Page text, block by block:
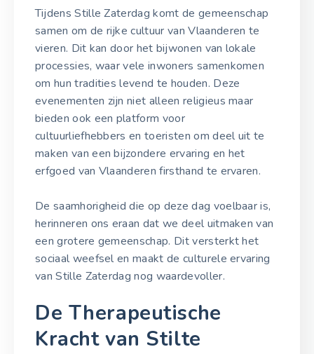
Tijdens Stille Zaterdag komt de gemeenschap
samen om de rijke cultuur van Vlaanderen te
vieren. Dit kan door het bijwonen van lokale
processies, waar vele inwoners samenkomen
om hun tradities levend te houden. Deze
evenementen zijn niet alleen religieus maar
bieden ook een platform voor
cultuurliefhebbers en toeristen om deel uit te
maken van een bijzondere ervaring en het
erfgoed van Vlaanderen firsthand te ervaren.
De saamhorigheid die op deze dag voelbaar is,
herinneren ons eraan dat we deel uitmaken van
een grotere gemeenschap. Dit versterkt het
sociaal weefsel en maakt de culturele ervaring
van Stille Zaterdag nog waardevoller.
De Therapeutische
Kracht van Stilte